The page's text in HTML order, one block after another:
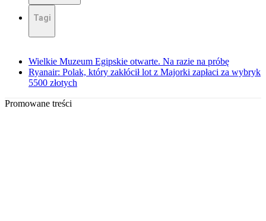
Tagi
Wielkie Muzeum Egipskie otwarte. Na razie na próbę
Ryanair: Polak, który zakłócił lot z Majorki zapłaci za wybryk
5500 złotych
Promowane treści